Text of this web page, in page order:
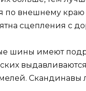
по внешнему
сцепления с
шины имеют
Скандинавы